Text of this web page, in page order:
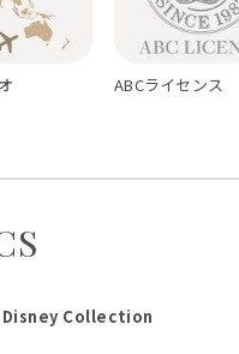
ABCライセンス
Disney Collection